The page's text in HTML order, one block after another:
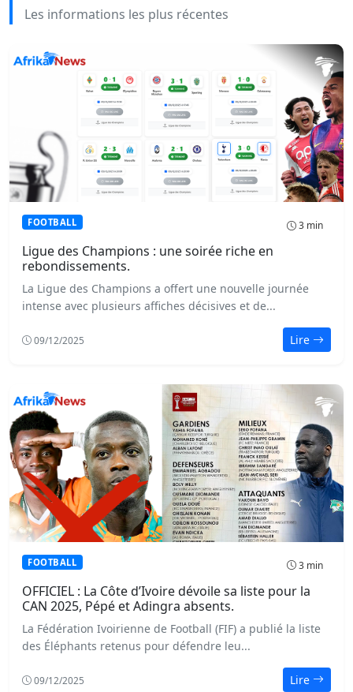
Les informations les plus récentes
FOOTBALL 3 min
Ligue des Champions : une soirée riche en
rebondissements.
La Ligue des Champions a offert une nouvelle journée
intense avec plusieurs affiches décisives et de...
09/12/2025 Lire
FOOTBALL 3 min
OFFICIEL : La Côte d’Ivoire dévoile sa liste pour la
CAN 2025, Pépé et Adingra absents.
La Fédération Ivoirienne de Football (FIF) a publié la liste
des Éléphants retenus pour défendre leu...
09/12/2025 Lire